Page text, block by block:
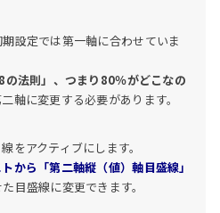
設定では第一軸に合わせていま
法則」、つまり80％がどこなの
軸に変更する必要があります。
をアクティブにします。
から「第二軸縦（値）軸目盛線」
目盛線に変更できます。